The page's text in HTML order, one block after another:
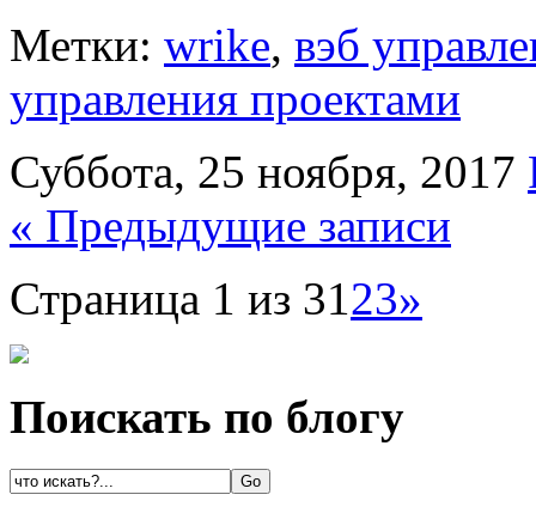
Метки: wrike, вэб
управления проектами
Суббота, 25 ноября, 2017
« Предыдущие записи
Страница 1 из 3123»
Поискать по блогу